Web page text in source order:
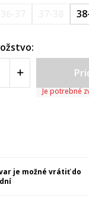
Je potrebné
je možné vrátiť do